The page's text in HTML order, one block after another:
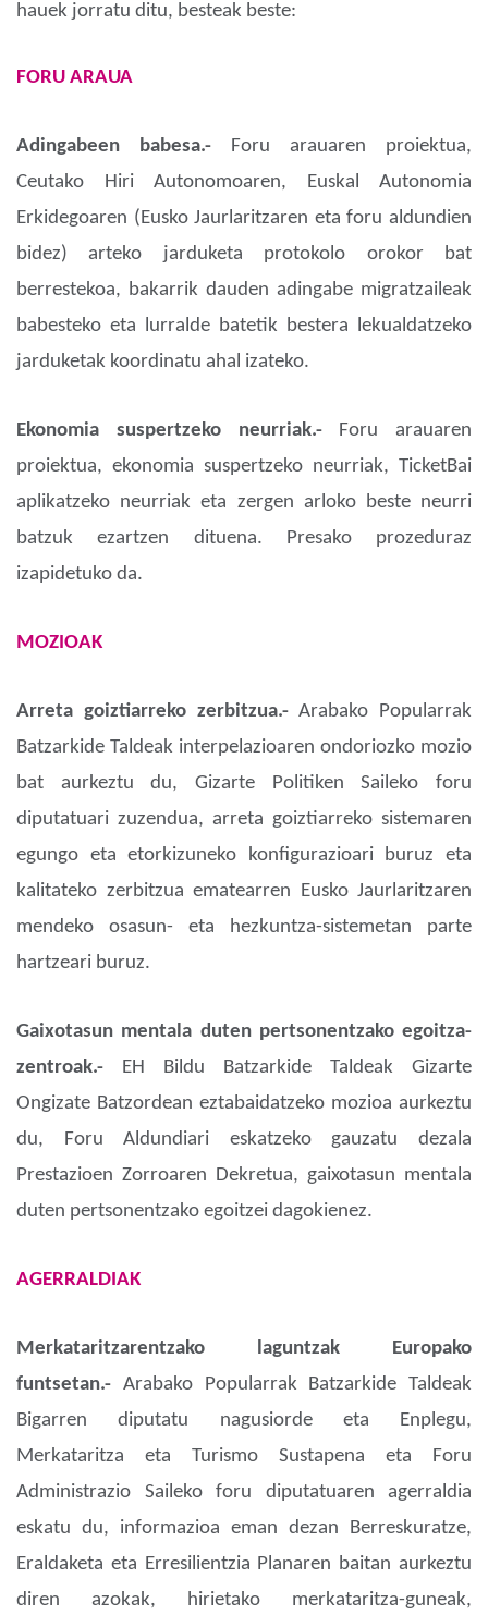
hauek jorratu ditu, besteak beste:
FORU ARAUA
Adingabeen babesa.- Foru arauaren proiektua,
Ceutako Hiri Autonomoaren, Euskal Autonomia
Erkidegoaren (Eusko Jaurlaritzaren eta foru aldundien
bidez) arteko jarduketa protokolo orokor bat
berrestekoa, bakarrik dauden adingabe migratzaileak
babesteko eta lurralde batetik bestera lekualdatzeko
jarduketak koordinatu ahal izateko.
Ekonomia suspertzeko neurriak.- Foru arauaren
proiektua, ekonomia suspertzeko neurriak, TicketBai
aplikatzeko neurriak eta zergen arloko beste neurri
batzuk ezartzen dituena. Presako prozeduraz
izapidetuko da.
MOZIOAK
Arreta goiztiarreko zerbitzua.-Arabako Popularrak
Batzarkide Taldeak interpelazioaren ondoriozko mozio
bat aurkeztu du, Gizarte Politiken Saileko foru
diputatuari zuzendua, arreta goiztiarreko sistemaren
egungo eta etorkizuneko konfigurazioari buruz eta
kalitateko zerbitzua ematearren Eusko Jaurlaritzaren
mendeko osasun- eta hezkuntza-sistemetan parte
hartzeari buruz.
Gaixotasun mentala duten pertsonentzako egoitza-
zentroak.- EH Bildu Batzarkide Taldeak Gizarte
Ongizate Batzordean eztabaidatzeko mozioa aurkeztu
du, Foru Aldundiari eskatzeko gauzatu dezala
Prestazioen Zorroaren Dekretua, gaixotasun mentala
duten pertsonentzako egoitzei dagokienez.
AGERRALDIAK
Merkataritzarentzako laguntzak Europako
funtsetan.- Arabako Popularrak Batzarkide Taldeak
Bigarren diputatu nagusiorde eta Enplegu,
Merkataritza eta Turismo Sustapena eta Foru
Administrazio Saileko foru diputatuaren agerraldia
eskatu du, informazioa eman dezan Berreskuratze,
Eraldaketa eta Erresilientzia Planaren baitan aurkeztu
diren azokak, hirietako merkataritza-guneak,